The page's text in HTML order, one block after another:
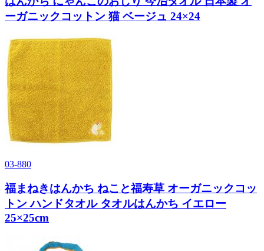
ーガニックコットン 猫 ベージュ 24×24
03-880
福まねきはんかち ねこと福寿草 オーガニックコッ
トン ハンドタオル タオルはんかち イエロー
25×25cm